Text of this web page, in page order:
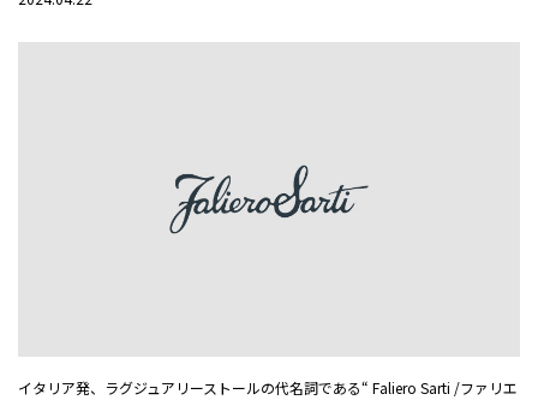
イタリア発、ラグジュアリーストールの代名詞である“ Faliero Sarti /ファリエ